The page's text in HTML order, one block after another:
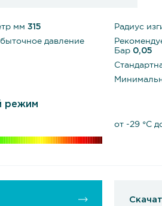
мм 315 Радиус
давление
Бар 0,05
режим
от -29 °С